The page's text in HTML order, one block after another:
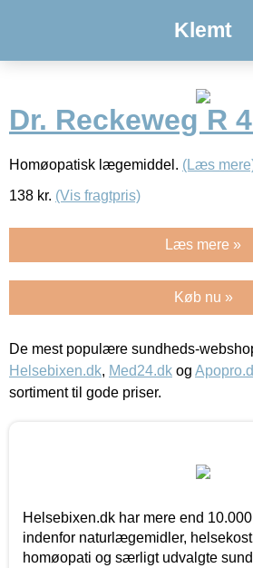
Klemt
Dr. Reckeweg R
Homøopatisk lægemiddel. (Læs
138 kr. (Vis fragtpris)
Læs mere »
Køb nu »
De mest populære sundheds-
Helsebixen.dk, Med24.dk og
sortiment til gode priser.
Helsebixen.dk har mere end
indenfor naturlægemidler,
homøopati og særligt udvalgte